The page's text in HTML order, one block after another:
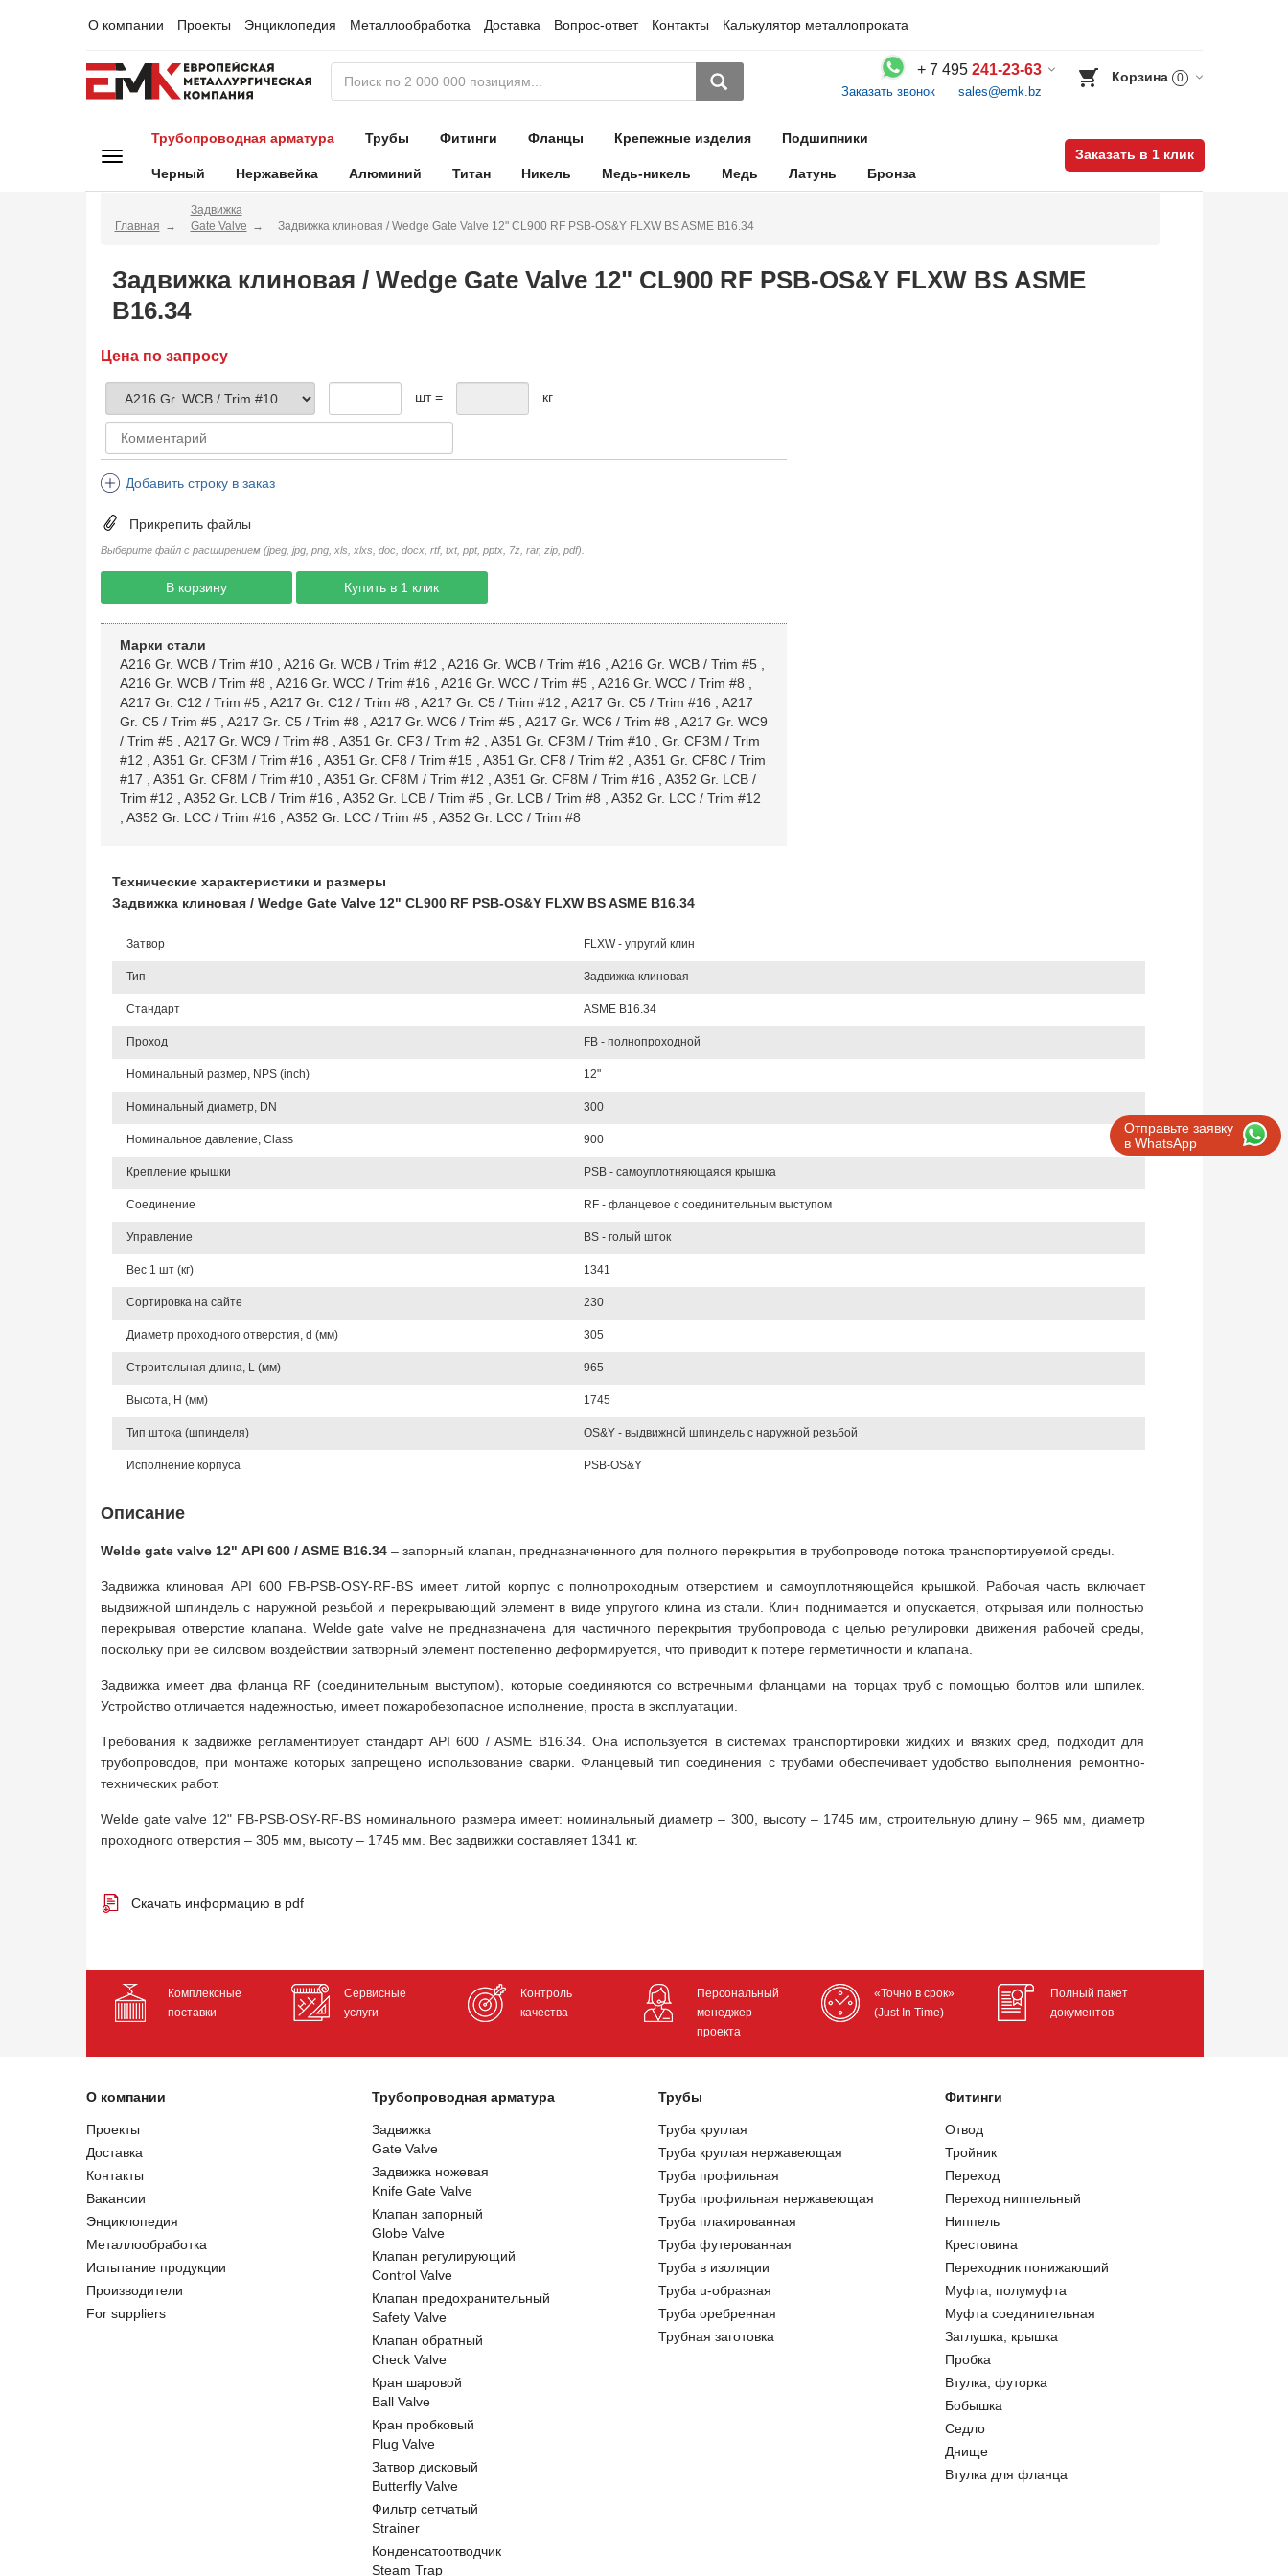
О компании Проекты Энциклопедия Металлообработка Доставка Вопрос-ответ Контакты Калькулятор металлопроката
+ 7 495 241-23-63
Заказать звонок sales@emk.bz
Корзина 0
Трубопроводная арматура Трубы Фитинги Фланцы Крепежные изделия Подшипники
Черный Нержавейка Алюминий Титан Никель Медь-никель Медь Латунь Бронза
Заказать в 1 клик
Отправьте заявку
в WhatsApp
Главная
Задвижка
Gate Valve
Задвижка клиновая / Wedge Gate Valve 12" CL900 RF PSB-OS&Y FLXW BS ASME B16.34
Задвижка клиновая / Wedge Gate Valve 12" CL900 RF PSB-OS&Y FLXW BS ASME
B16.34
Цена по запросу
шт = кг
Добавить строку в заказ
Прикрепить файлы
Выберите файл с расширением (jpeg, jpg, png, xls, xlxs, doc, docx, rtf, txt, ppt, pptx, 7z, rar, zip, pdf).
В корзину Купить в 1 клик
Марки стали
A216 Gr. WCB / Trim #10, A216 Gr. WCB / Trim #12 A216 Gr. WCB / Trim #16 A216 Gr. WCB / Trim #5,
A216 Gr. WCB / Trim #8
A216 Gr. WCC / Trim #16 A216 Gr. WCC / Trim #5, A216 Gr. WCC / Trim #8
A217 Gr. C12 / Trim #5, A217 Gr. C12 / Trim #8 A217 Gr. C5 / Trim #12 A217 Gr. C5 / Trim #16
A217
Gr. C5 / Trim #5, A217 Gr. C5 / Trim #8 A217 Gr. WC6 / Trim #5, A217 Gr. WC6 / Trim #8
A217 Gr. WC9
/ Trim #5, A217 Gr. WC9 / Trim #8 A351 Gr. CF3 / Trim #2 A351 Gr. CF3M / Trim #10, Gr. CF3M / Trim
#12
A351 Gr. CF3M / Trim #16 A351 Gr. CF8 / Trim #15, A351 Gr. CF8 / Trim #2
A351 Gr. CF8C / Trim
#17
A351 Gr. CF8M / Trim #10, A351 Gr. CF8M / Trim #12 A351 Gr. CF8M / Trim #16
A352 Gr. LCB /
Trim #12
A352 Gr. LCB / Trim #16 A352 Gr. LCB / Trim #5, Gr. LCB / Trim #8
A352 Gr. LCC / Trim #12
A352 Gr. LCC / Trim #16 A352 Gr. LCC / Trim #5, A352 Gr. LCC / Trim #8
Технические характеристики и размеры
Задвижка клиновая / Wedge Gate Valve 12" CL900 RF PSB-OS&Y FLXW BS ASME B16.34
Затвор FLXW - упругий клин
Тип Задвижка клиновая
Стандарт ASME B16.34
Проход FB - полнопроходной
Номинальный размер, NPS (inch) 12"
Номинальный диаметр, DN 300
Номинальное давление, Class 900
Крепление крышки PSB - самоуплотняющаяся крышка
Соединение RF - фланцевое с соединительным выступом
Управление BS - голый шток
Вес 1 шт (кг) 1341
Сортировка на сайте 230
Диаметр проходного отверстия, d (мм) 305
Строительная длина, L (мм) 965
Высота, Н (мм) 1745
Тип штока (шпинделя) OS&Y - выдвижной шпиндель с наружной резьбой
Исполнение корпуса PSB-OS&Y
Описание
Welde gate valve 12" API 600 / ASME B16.34– запорный клапан, предназначенного для полного перекрытия в трубопроводе потока транспортируемой среды.
Задвижка клиновая API 600 FB-PSB-OSY-RF-BS имеет литой корпус с полнопроходным отверстием и самоуплотняющейся крышкой. Рабочая часть включает
выдвижной шпиндель с наружной резьбой и перекрывающий элемент в виде упругого клина из стали. Клин поднимается и опускается, открывая или полностью
перекрывая отверстие клапана. Welde gate valve не предназначена для частичного перекрытия трубопровода с целью регулировки движения рабочей среды,
поскольку при ее силовом воздействии затворный элемент постепенно деформируется, что приводит к потере герметичности и клапана.
Задвижка имеет два фланца RF (соединительным выступом), которые соединяются со встречными фланцами на торцах труб с помощью болтов или шпилек.
Устройство отличается надежностью, имеет пожаробезопасное исполнение, проста в эксплуатации.
Требования к задвижке регламентирует стандарт API 600 / ASME B16.34. Она используется в системах транспортировки жидких и вязких сред, подходит для
трубопроводов, при монтаже которых запрещено использование сварки. Фланцевый тип соединения с трубами обеспечивает удобство выполнения ремонтно-
технических работ.
Welde gate valve 12" FB-PSB-OSY-RF-BS номинального размера имеет: номинальный диаметр – 300, высоту – 1745 мм, строительную длину – 965 мм, диаметр
проходного отверстия – 305 мм, высоту – 1745 мм. Вес задвижки составляет 1341 кг.
Скачать информацию в pdf
Комплексные
поставки
Сервисные
услуги
Контроль
качества
Персональный
менеджер
проекта
«Точно в срок»
(Just In Time)
Полный пакет
документов
О компании
Проекты
Доставка
Контакты
Вакансии
Энциклопедия
Металлообработка
Испытание продукции
Производители
For suppliers
Трубопроводная арматура
Задвижка
Gate Valve
Задвижка ножевая
Knife Gate Valve
Клапан запорный
Globe Valve
Клапан регулирующий
Control Valve
Клапан предохранительный
Safety Valve
Клапан обратный
Check Valve
Кран шаровой
Ball Valve
Кран пробковый
Plug Valve
Затвор дисковый
Butterfly Valve
Фильтр сетчатый
Strainer
Конденсатоотводчик
Steam Trap
Трубы
Труба круглая
Труба круглая нержавеющая
Труба профильная
Труба профильная нержавеющая
Труба плакированная
Труба футерованная
Труба в изоляции
Труба u-образная
Труба оребренная
Трубная заготовка
Фитинги
Отвод
Тройник
Переход
Переход ниппельный
Ниппель
Крестовина
Переходник понижающий
Муфта, полумуфта
Муфта соединительная
Заглушка, крышка
Пробка
Втулка, футорка
Бобышка
Седло
Днище
Втулка для фланца